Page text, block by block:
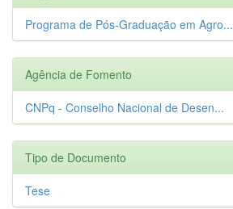
Programa de Pós-Graduação em Agro...
Agência de Fomento
CNPq - Conselho Nacional de Desen...
Tipo de Documento
Tese